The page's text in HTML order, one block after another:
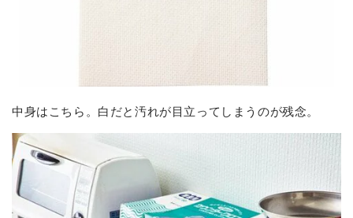
中身はこちら。白だと汚れが目立ってしまうのが残念。